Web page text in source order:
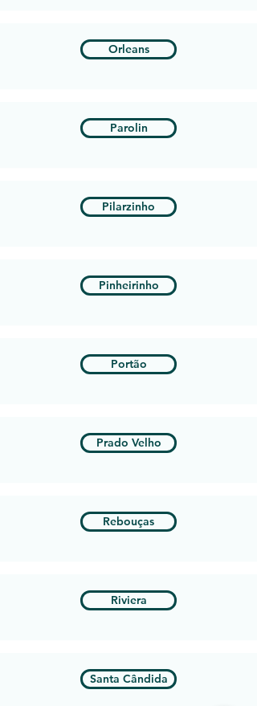
Orleans
Parolin
Pilarzinho
Pinheirinho
Portão
Prado Velho
Rebouças
Riviera
Santa Cândida